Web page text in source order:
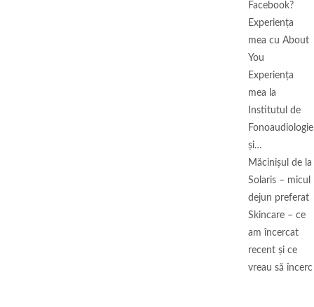
Facebook?
Experiența
mea cu About
You
Experiența
mea la
Institutul de
Fonoaudiologie
și…
Măcinişul de la
Solaris – micul
dejun preferat
Skincare – ce
am încercat
recent și ce
vreau să încerc